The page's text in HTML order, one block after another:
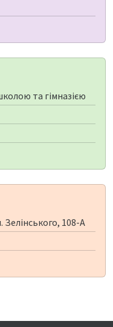
та гімназією
Зелінського, 108-А